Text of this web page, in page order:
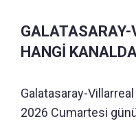
HANGİ
Galatasaray-Villarreal
2026 Cumartesi